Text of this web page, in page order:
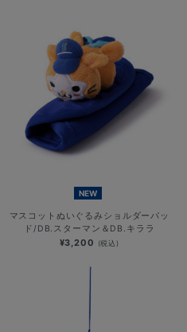
NEW
マスコットぬいぐるみショルダーパッ
ド/DB.スターマン＆DB.キララ
¥3,200 (税込)